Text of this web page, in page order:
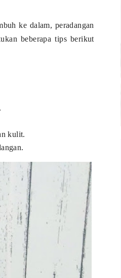
ke dalam, peradangan
beberapa tips berikut
kulit.